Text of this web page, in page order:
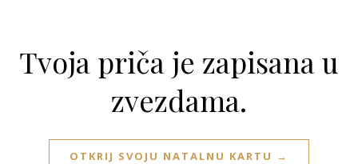
Tvoja priča je zapisana u
zvezdama.
OTKRIJ SVOJU NATALNU KARTU →